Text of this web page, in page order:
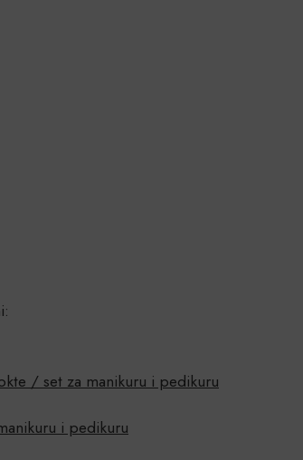
/ set za manikuru i pedikuru
i pedikuru